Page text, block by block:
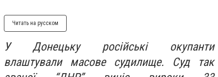
Читать на русском
У Донецьку російські окупанти
влаштували масове судилище. Суд так